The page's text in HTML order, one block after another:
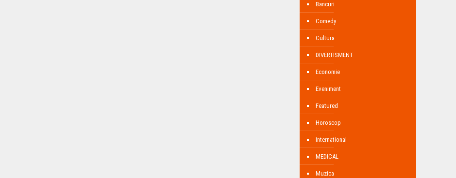
Bancuri
Comedy
Cultura
DIVERTISMENT
Economie
Eveniment
Featured
Horoscop
International
MEDICAL
Muzica